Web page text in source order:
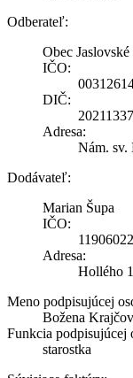
Odberateľ:
Obec
IČO:
DIČ:
Adresa:
Nám. sv.
Dodávateľ:
Marian Šupa
IČO:
11906022
Adresa:
Hollého
Meno podpisujúcej
Božena
Funkcia podpisujúcej
starostka